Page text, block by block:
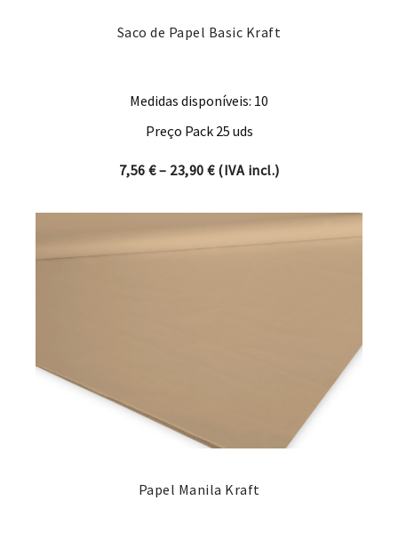
Saco de Papel Basic Kraft
Medidas disponíveis: 10
Preço Pack 25 uds
7,56 €– 23,90 €Price range: 7,56 € through
(IVA incl.)
Papel Manila Kraft